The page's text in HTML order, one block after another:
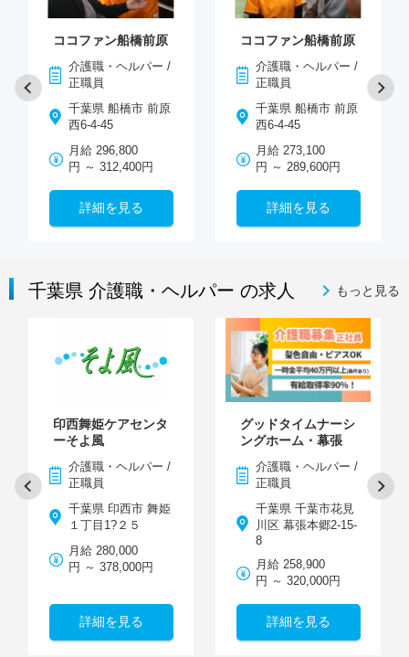
ココファン船橋前原
介護職・ヘルパー /
正職員
千葉県 船橋市 前原
西6-4-45
月給 296,800
円 ～ 312,400円
詳細を見る
ココファン船橋前原
介護職・ヘルパー /
正職員
千葉県 船橋市 前原
西6-4-45
月給 273,100
円 ～ 289,600円
詳細を見る
千葉県 介護職・ヘルパー の求人 もっと見る
印西舞姫ケアセンタ
ーそよ風
介護職・ヘルパー /
正職員
千葉県 印西市 舞姫
１丁目1?２５
月給 280,000
円 ～ 378,000円
詳細を見る
グッドタイムナーシ
ングホーム・幕張
介護職・ヘルパー /
正職員
千葉県 千葉市花見
川区 幕張本郷2-15-
8
月給 258,900
円 ～ 320,000円
詳細を見る